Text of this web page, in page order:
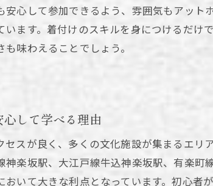
安心して参加できるよう、雰囲気もアット
います。着付けのスキルを身につけるだけ
味わえることでしょう。
して学べる理由
セスが良く、多くの文化施設が集まるエリ
神楽坂駅、大江戸線牛込神楽坂駅、有楽町
おいて大きな利点となっています。初心者